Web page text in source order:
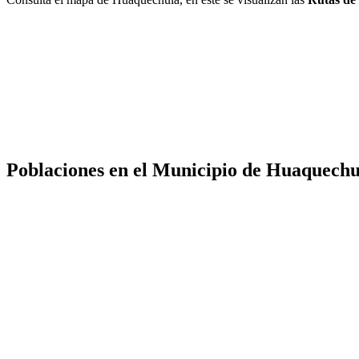
Poblaciones en el Municipio de